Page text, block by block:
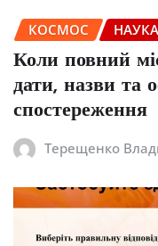
КОСМОС
Коли повний
дати, назви та
спостереження
Терещенко